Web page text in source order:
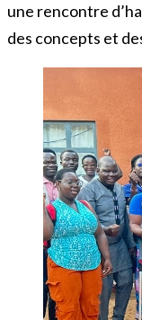
une rencontre
des concepts et